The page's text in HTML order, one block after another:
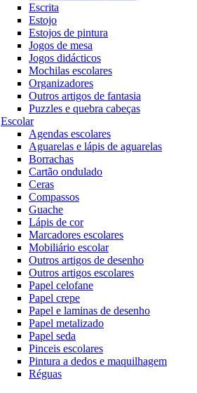
Escrita
Estojo
Estojos de pintura
Jogos de mesa
Jogos didácticos
Mochilas escolares
Organizadores
Outros artigos de fantasia
Puzzles e quebra cabeças
Escolar
Agendas escolares
Aguarelas e lápis de aguarelas
Borrachas
Cartão ondulado
Ceras
Compassos
Guache
Lápis de cor
Marcadores escolares
Mobiliário escolar
Outros artigos de desenho
Outros artigos escolares
Papel celofane
Papel crepe
Papel e laminas de desenho
Papel metalizado
Papel seda
Pinceis escolares
Pintura a dedos e maquilhagem
Réguas